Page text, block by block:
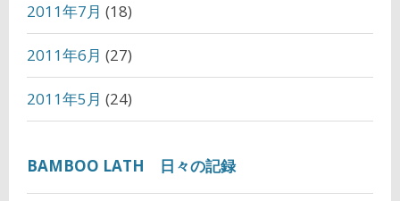
2011年7月 (18)
2011年6月 (27)
2011年5月 (24)
BAMBOO LATH 日々の記録